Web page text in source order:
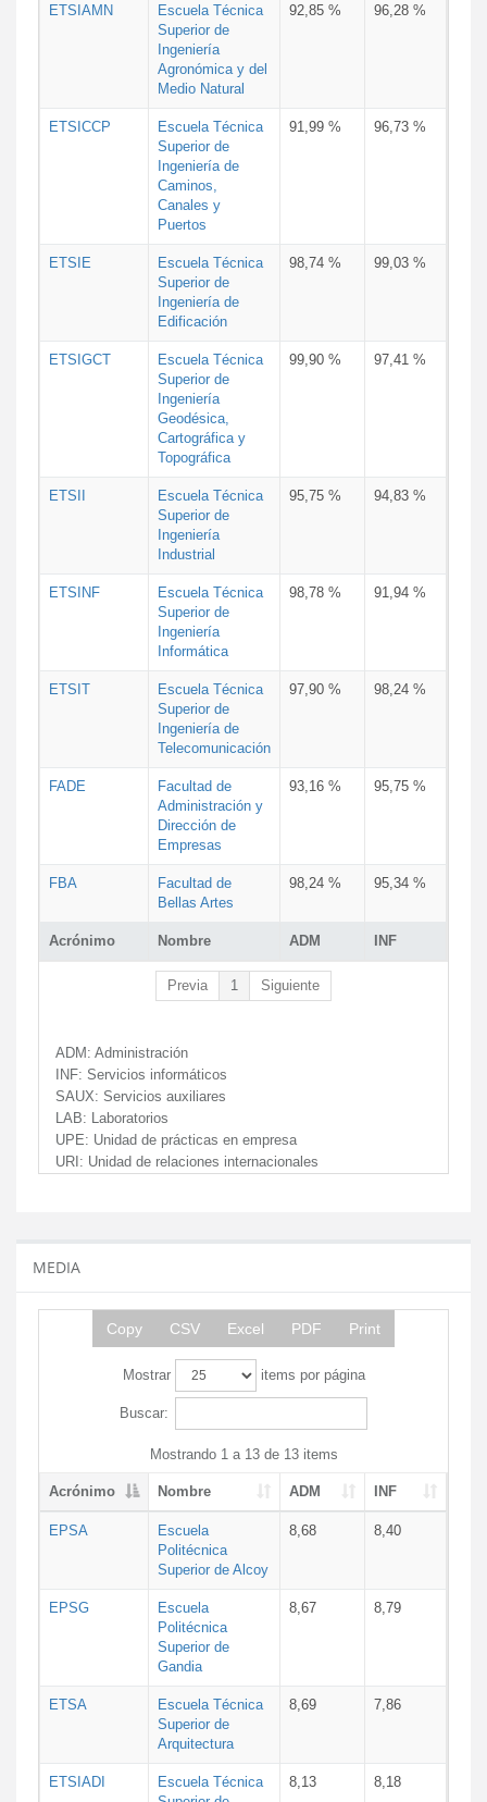
Acrónimo Nombre ADM INF
ETSIAMN
Escuela Técnica
Superior de
Ingeniería
Agronómica y del
Medio Natural
92,85 % 96,28 %
ETSICCP
Escuela Técnica
Superior de
Ingeniería de
Caminos,
Canales y
Puertos
91,99 % 96,73 %
ETSIE
Escuela Técnica
Superior de
Ingeniería de
Edificación
98,74 % 99,03 %
ETSIGCT
Escuela Técnica
Superior de
Ingeniería
Geodésica,
Cartográfica y
Topográfica
99,90 % 97,41 %
ETSII
Escuela Técnica
Superior de
Ingeniería
Industrial
95,75 % 94,83 %
ETSINF
Escuela Técnica
Superior de
Ingeniería
Informática
98,78 % 91,94 %
ETSIT
Escuela Técnica
Superior de
Ingeniería de
Telecomunicación
97,90 % 98,24 %
FADE
Facultad de
Administración y
Dirección de
Empresas
93,16 % 95,75 %
FBA
Facultad de
Bellas Artes
98,24 % 95,34 %
Previa 1 Siguiente
ADM: Administración
INF: Servicios informáticos
SAUX: Servicios auxiliares
LAB: Laboratorios
UPE: Unidad de prácticas en empresa
URI: Unidad de relaciones internacionales
MEDIA
Copy CSV Excel PDF Print
Mostrar items por página
Buscar:
Mostrando 1 a 13 de 13 items
Acrónimo Nombre ADM INF
EPSA
Escuela
Politécnica
Superior de Alcoy
8,68 8,40
EPSG
Escuela
Politécnica
Superior de
Gandia
8,67 8,79
ETSA
Escuela Técnica
Superior de
Arquitectura
8,69 7,86
ETSIADI
Escuela Técnica
8,13 8,18